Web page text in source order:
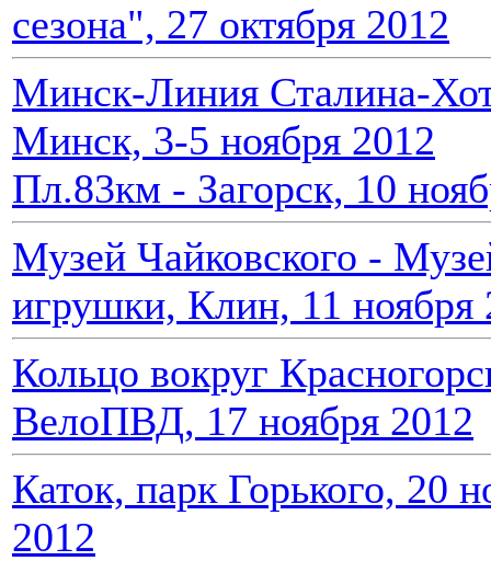
сезона", 27 октября 2012
Минск-Линия Сталина-
Минск, 3-5 ноября 2012
Пл.83км - Загорск, 10
Музей Чайковского -
игрушки, Клин, 11 ноября
Кольцо вокруг
ВелоПВД, 17 ноября 2012
Каток, парк Горького, 20
2012